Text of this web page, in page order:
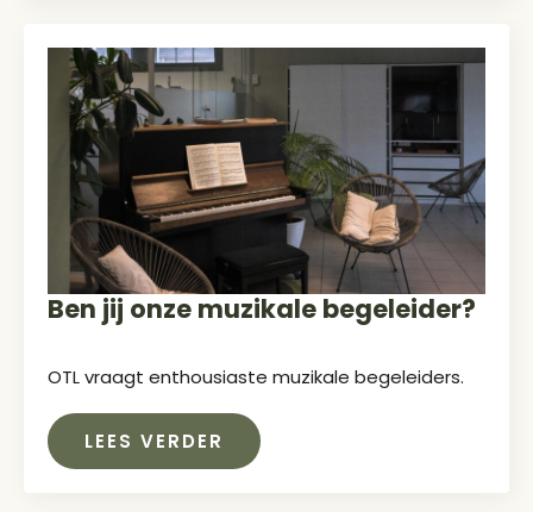
Ben jij onze muzikale begeleider?
OTL vraagt enthousiaste muzikale begeleiders.
LEES VERDER